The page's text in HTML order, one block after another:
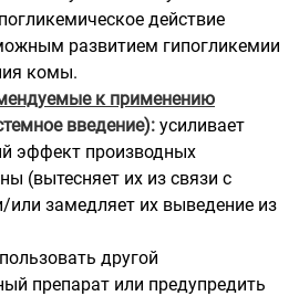
действие
развитием гипогликемии
комы.
к применению
введение): усиливает
эффект производных
(вытесняет их из связи с
замедляет их выведение из
другой
препарат или предупредить